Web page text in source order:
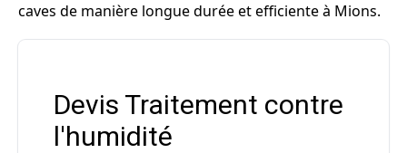
caves de manière longue durée et efficiente à Mions.
Devis Traitement contre
l'humidité